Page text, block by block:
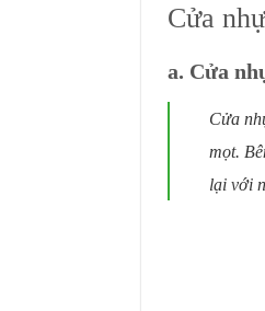
Cửa
a. Cửa
Cửa
mọt.
lại với